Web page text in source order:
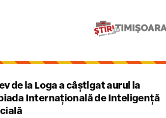
de la Loga a câștigat aurul la
Internațională de Inteligență